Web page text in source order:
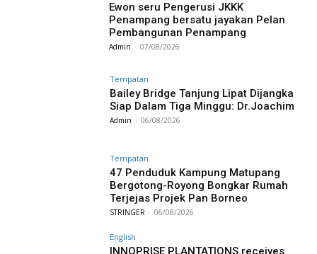
Ewon seru Pengerusi JKKK
Penampang bersatu jayakan Pelan
Pembangunan Penampang
Admin - 07/08/2026
Tempatan
Bailey Bridge Tanjung Lipat Dijangka
Siap Dalam Tiga Minggu: Dr.Joachim
Admin - 06/08/2026
Tempatan
47 Penduduk Kampung Matupang
Bergotong-Royong Bongkar Rumah
Terjejas Projek Pan Borneo
STRINGER - 06/08/2026
English